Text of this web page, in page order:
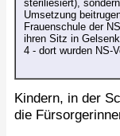
steriliesiert),
Umsetzung
Frauenschule der
ihren Sitz in
4 - dort wurden NS-
Kindern, in der
die